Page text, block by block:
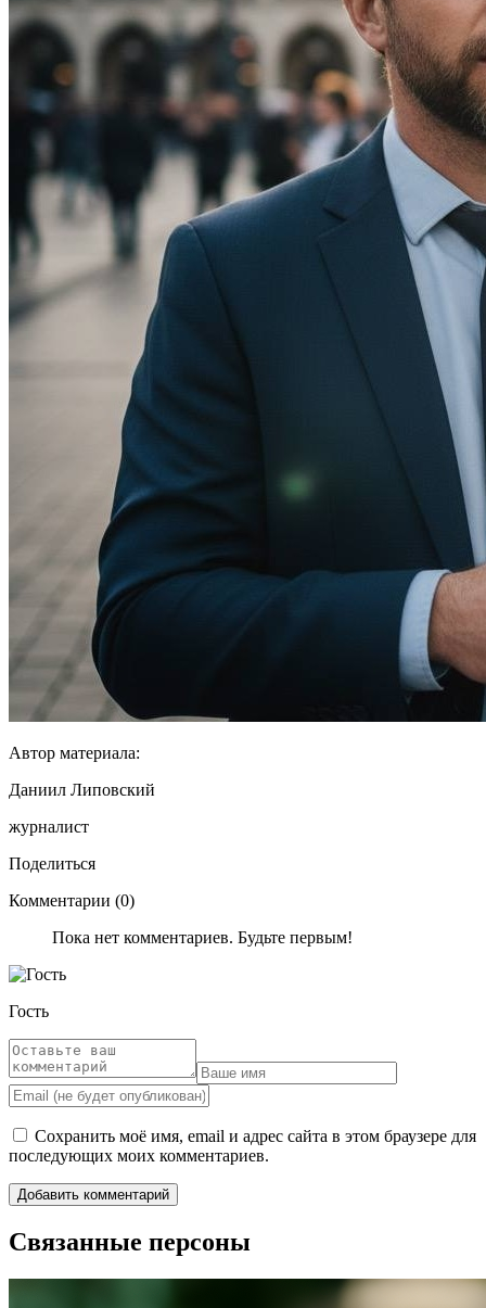
Автор материала:
Даниил Липовский
журналист
Поделиться
Комментарии (0)
Пока нет комментариев. Будьте первым!
Гость
Сохранить моё имя, email и адрес сайта в этом браузере для
последующих моих комментариев.
Связанные персоны